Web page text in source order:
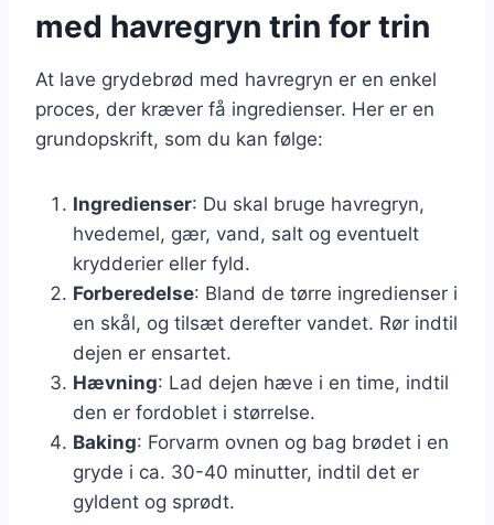
med havregryn trin for trin
At lave grydebrød med havregryn er en enkel
proces, der kræver få ingredienser. Her er en
grundopskrift, som du kan følge:
Ingredienser: Du skal bruge havregryn,
hvedemel, gær, vand, salt og eventuelt
krydderier eller fyld.
Forberedelse: Bland de tørre ingredienser i
en skål, og tilsæt derefter vandet. Rør indtil
dejen er ensartet.
Hævning: Lad dejen hæve i en time, indtil
den er fordoblet i størrelse.
Baking: Forvarm ovnen og bag brødet i en
gryde i ca. 30-40 minutter, indtil det er
gyldent og sprødt.